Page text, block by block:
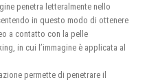
penetra letteralmente nello
in questo modo di ottenere
a contatto con la pelle
in cui l’immagine è applicata al
permette di penetrare il